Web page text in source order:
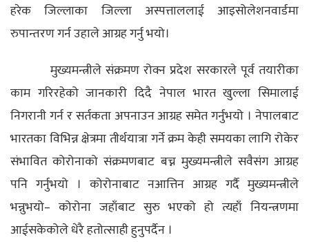
हरेक जिल्लाका जिल्ला अस्पत्ताललाई आइसोलेशनवार्डमा
रुपान्तरण गर्न उहाले आग्रह गर्नु भयो।
मुख्यमन्त्रीले संक्रमण रोक्न प्रदेश सरकारले पूर्व तयारीका
काम गरिरहेको जानकारी दिदै नेपाल भारत खुल्ला सिमालाई
निगरानी गर्न र सर्तकता अपनाउन आग्रह समेत गर्नुभयो । नेपालबाट
भारतका विभिन्न क्षेत्रमा तीर्थयात्रा गर्ने क्रम केही समयका लागि रोकेर
संभावित कोरोनाको संक्रमणबाट बच्न मुख्यमन्त्रीले सवैसंग आग्रह
पनि गर्नुभयो । कोरोनाबाट नआत्तिन आग्रह गर्दै मुख्यमन्त्रीले
भन्नुभयो– कोरोना जहाँबाट सुरु भएको हो त्यहाँ नियन्त्रणमा
आईसकेकोले धेरै हतोत्साही हुनुपर्दैन ।